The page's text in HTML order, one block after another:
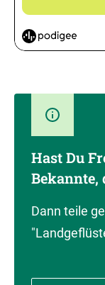
Hast Du
Bekannte,
Dann teile